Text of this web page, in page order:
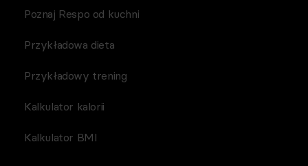
Poznaj Respo od kuchni
Przykładowa dieta
Przykładowy trening
Kalkulator kalorii
Kalkulator BMI